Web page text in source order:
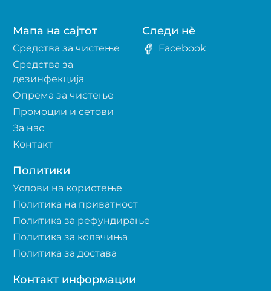
Мапа на сајтот
Средства за чистење
Средства за
дезинфекција
Опрема за чистење
Промоции и сетови
За нас
Контакт
Политики
Услови на користење
Политика на приватност
Политика за рефундирање
Политика за колачиња
Политика за достава
Контакт информации
Следи нè
Facebook